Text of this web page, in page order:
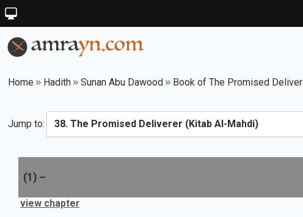
Home Hadith Sunan Abu Dawood Book of The Promised
Jump to:
(1 ) –
view chapter